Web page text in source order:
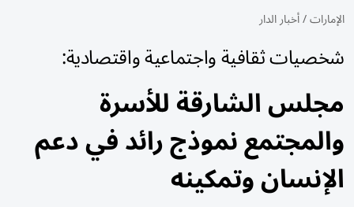
الإمارات/أخبار الدار
شخصيات ثقافية واجتماعية واقتصادية:
مجلس الشارقة للأسرة
والمجتمع نموذج رائد في دعم
الإنسان وتمكينه